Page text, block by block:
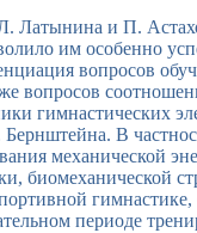
и П.
им особенно
вопросов
вопросов
гимнастических
В
биомеханической
периоде